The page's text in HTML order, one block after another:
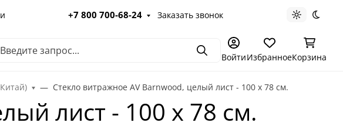
+7 800 700-68-24 Заказать звонок Светлая
ПоискВойтиИзбранноеКорзина
Стекло витражное AV Barnwood, целый лист - 100 х 78 cм.
лист - 100 х 78 cм.